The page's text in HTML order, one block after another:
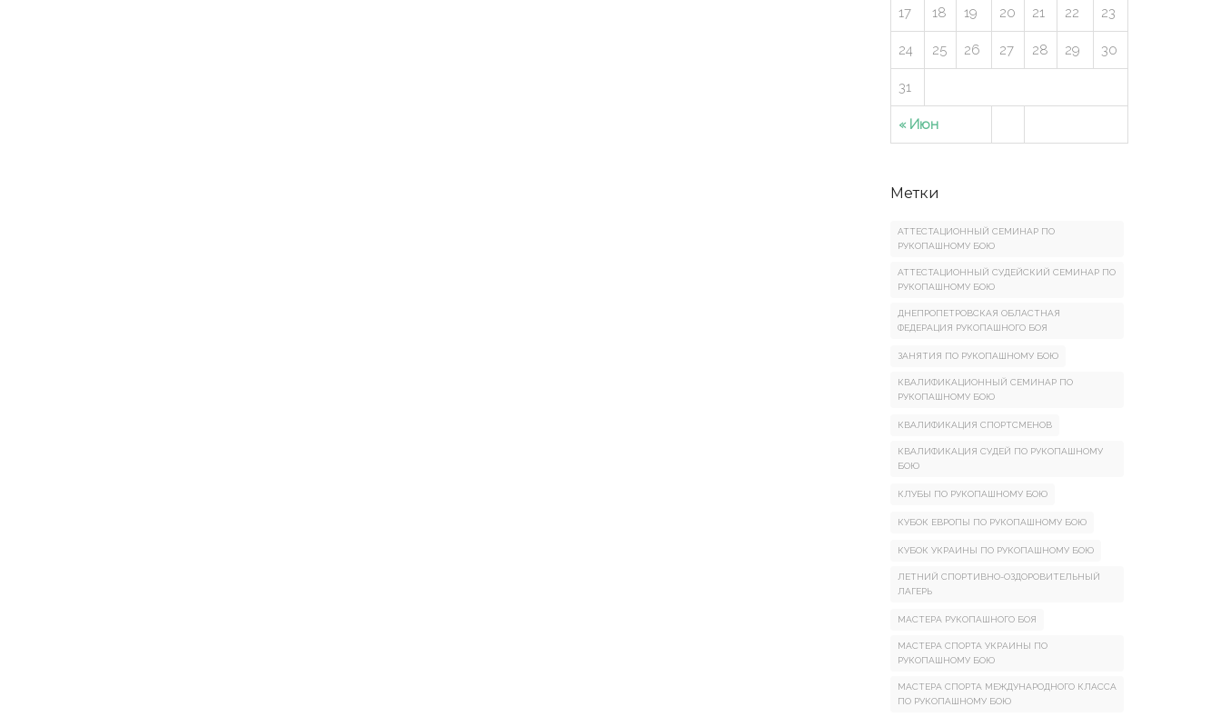
« Июн
17 18 19 20 21 22 23
24 25 26 27 28 29 30
31
Метки
АТТЕСТАЦИОННЫЙ СЕМИНАР ПО
РУКОПАШНОМУ БОЮ
АТТЕСТАЦИОННЫЙ СУДЕЙСКИЙ СЕМИНАР ПО
РУКОПАШНОМУ БОЮ
ДНЕПРОПЕТРОВСКАЯ ОБЛАСТНАЯ
ФЕДЕРАЦИЯ РУКОПАШНОГО БОЯ
ЗАНЯТИЯ ПО РУКОПАШНОМУ БОЮ
КВАЛИФИКАЦИОННЫЙ СЕМИНАР ПО
РУКОПАШНОМУ БОЮ
КВАЛИФИКАЦИЯ СПОРТСМЕНОВ
КВАЛИФИКАЦИЯ СУДЕЙ ПО РУКОПАШНОМУ
БОЮ
КЛУБЫ ПО РУКОПАШНОМУ БОЮ
КУБОК ЕВРОПЫ ПО РУКОПАШНОМУ БОЮ
КУБОК УКРАИНЫ ПО РУКОПАШНОМУ БОЮ
ЛЕТНИЙ СПОРТИВНО-ОЗДОРОВИТЕЛЬНЫЙ
ЛАГЕРЬ
МАСТЕРА РУКОПАШНОГО БОЯ
МАСТЕРА СПОРТА УКРАИНЫ ПО
РУКОПАШНОМУ БОЮ
МАСТЕРА СПОРТА МЕЖДУНАРОДНОГО КЛАССА
ПО РУКОПАШНОМУ БОЮ